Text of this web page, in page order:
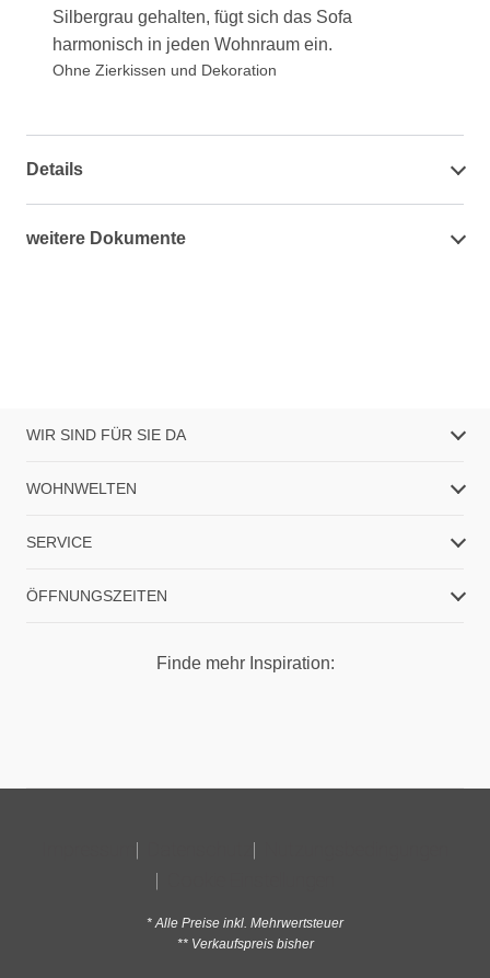
Silbergrau gehalten, fügt sich das Sofa
harmonisch in jeden Wohnraum ein.
Ohne Zierkissen und Dekoration
Details
weitere Dokumente
WIR SIND FÜR SIE DA
WOHNWELTEN
SERVICE
ÖFFNUNGSZEITEN
Finde mehr Inspiration:
* Alle Preise inkl. Mehrwertsteuer
** Verkaufspreis bisher